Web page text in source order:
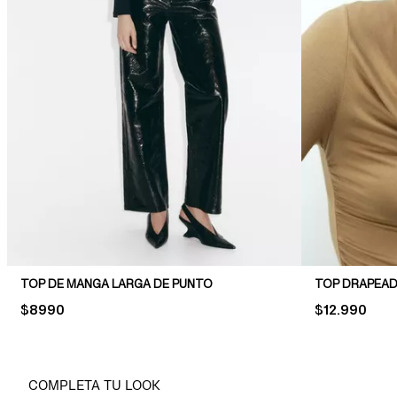
TOP DE MANGA LARGA DE PUNTO
PRICE:
$8990
TOP
PRICE:
$12.990
COMPLETA TU LOOK